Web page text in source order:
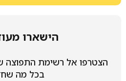
הישארו
הצטרפו אל רשימת התפוצה
בכל מה